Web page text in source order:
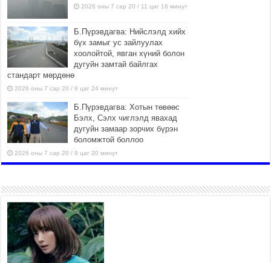
2026 оны 7 сар 20 / 11 цаг 16 минут
Б.Пүрэвдагва: Нийслэлд хийх
бүх замыг ус зайлуулах
хоолойтой, явган хүний болон
дугуйн замтай байлгах
стандарт мөрдөнө
2026 оны 7 сар 20 / 9 цаг 24 минут
Б.Пүрэвдагва: Хотын төвөөс
Бэлх, Сэлх чиглэлд явахад
дугуйн замаар зорчих бүрэн
боломжтой боллоо
2026 оны 7 сар 20 / 9 цаг 20 минут
шугам хоолойн ажил 80
хувьтай үргэлжилж байна
2026 оны 7 сар 20 / 9 цаг 14 минут
Усархаг аадар бороо орж
байгаа тул аюулгүй байдлаа
хангаж, үер усны аюулаас